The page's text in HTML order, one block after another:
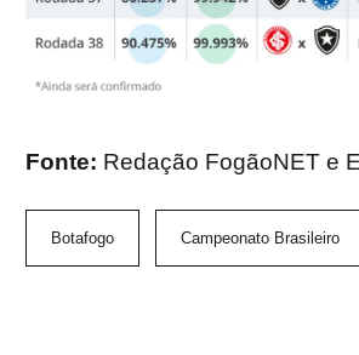
Fonte: Redação FogãoNET e
Botafogo Campeonato Brasileiro